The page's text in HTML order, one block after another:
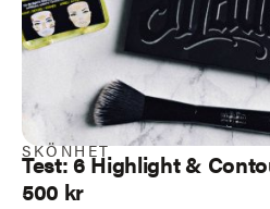
SKÖNHET
Test: 6 Highlight &
500 kr